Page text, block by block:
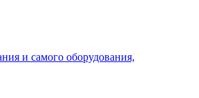
и самого оборудования,